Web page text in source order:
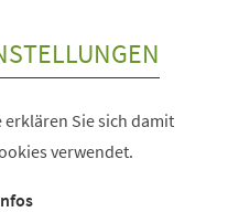
erklären Sie sich damit
verwendet.